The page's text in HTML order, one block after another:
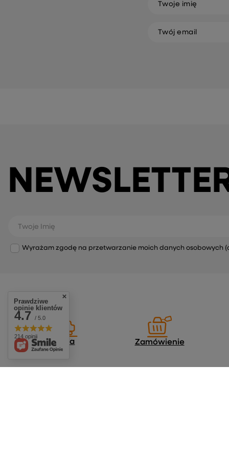
Twoje imię
Twój email
Twoje Imię
Wyrażam zgodę na przetwarzanie moich danych osobowych
Dostawa Zamówienie
Prawdziwe
opinie klientów
4.7 / 5.0
214 opinii